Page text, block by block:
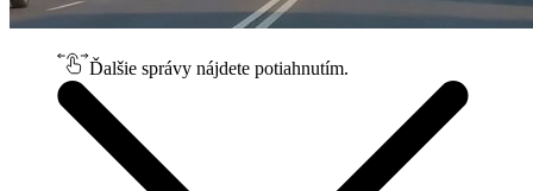
Ďalšie správy nájdete potiahnutím.